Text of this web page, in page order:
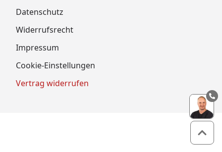
Datenschutz
Widerrufsrecht
Impressum
Cookie-Einstellungen
Vertrag widerrufen